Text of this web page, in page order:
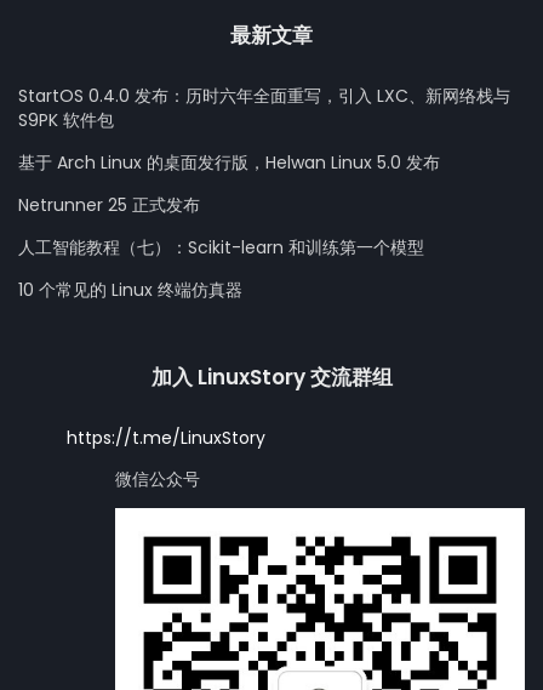
最新文章
StartOS 0.4.0 发布：历时六年全面重写，引入 LXC、新网络栈与
S9PK 软件包
基于 Arch Linux 的桌面发行版，Helwan Linux 5.0 发布
Netrunner 25 正式发布
人工智能教程（七）：Scikit-learn 和训练第一个模型
10 个常见的 Linux 终端仿真器
加入 LinuxStory 交流群组
https://t.me/LinuxStory
微信公众号